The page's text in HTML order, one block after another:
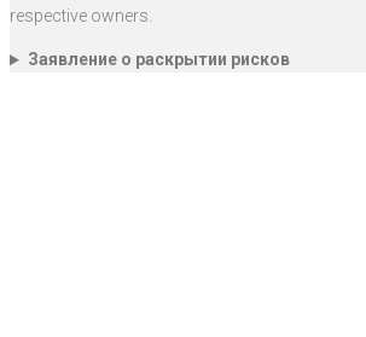
respective owners.
Заявление о раскрытии рисков